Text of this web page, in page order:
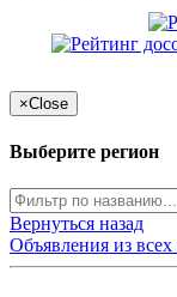
×Close
Выберите регион
Вернуться назад
Объявления из всех